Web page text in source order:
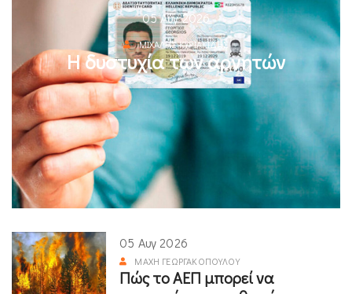
05 Αυγ 2026
ΜΙΧΆΛΗΣ ΚΥΡΙΑΚΊΔΗΣ
Η δυστυχία των αρνητών
05 Αυγ 2026
ΜΆΧΗ ΓΕΩΡΓΑΚΟΠΟΎΛΟΥ
Πώς το ΑΕΠ μπορεί να